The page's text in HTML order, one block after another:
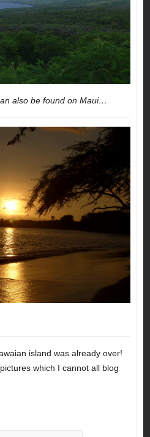
also be found on Maui…
island was already over!
which I cannot all blog